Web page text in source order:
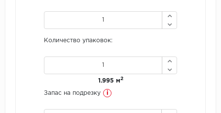
Icon Floor
Jinan PDM
Количество упаковок:
1.995 м2
Запас на подрезку i